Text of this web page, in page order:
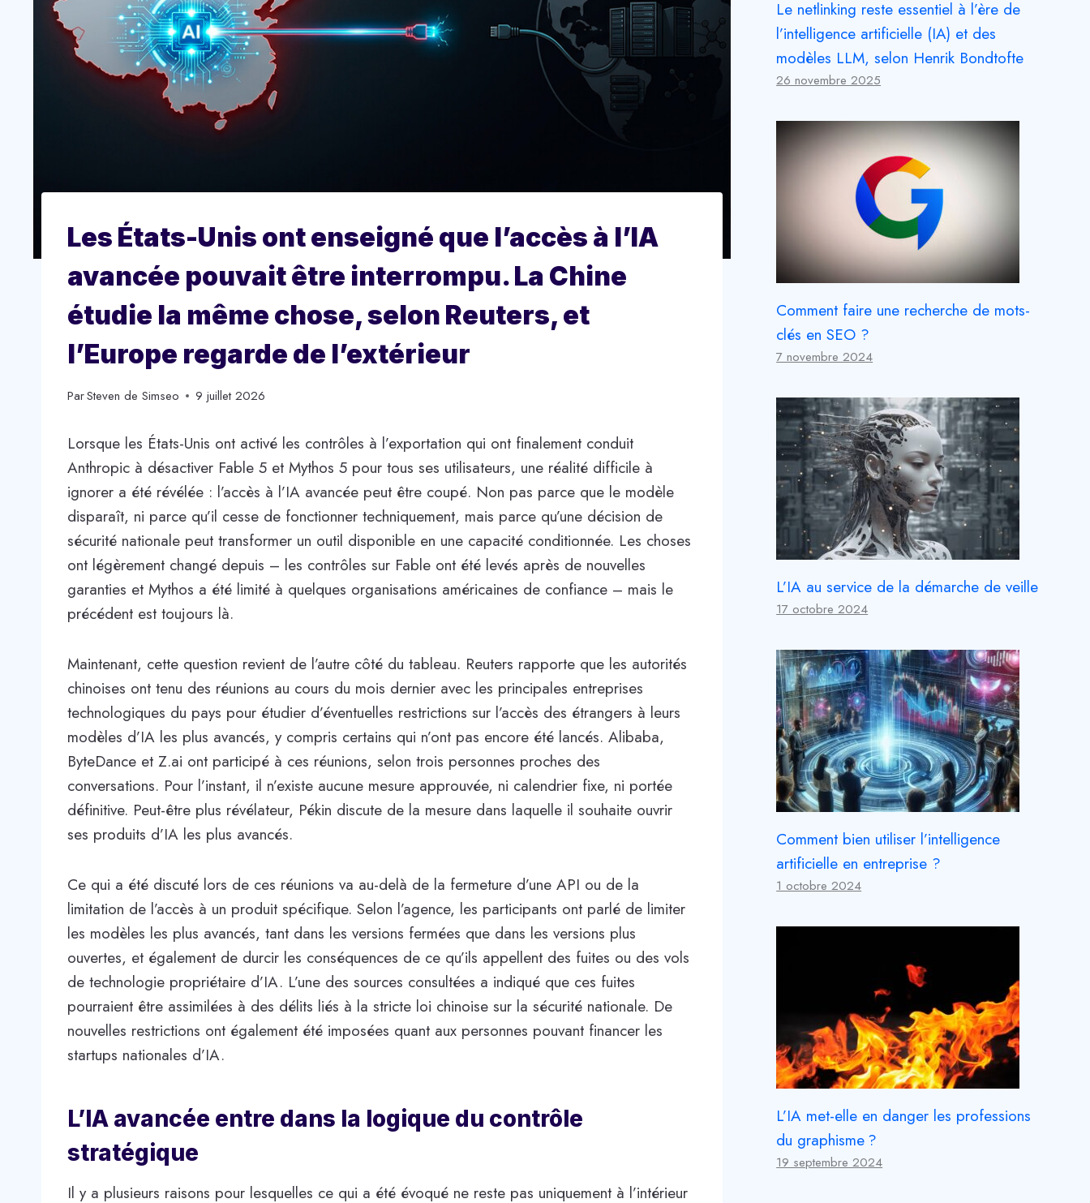
Les États-Unis ont enseigné que l’accès à l’IA
avancée pouvait être interrompu. La Chine
étudie la même chose, selon Reuters, et
l’Europe regarde de l’extérieur
ParSteven de Simseo 9 juillet 2026
Lorsque les États-Unis ont activé les contrôles à l’exportation qui ont finalement conduit
Anthropic à désactiver Fable 5 et Mythos 5 pour tous ses utilisateurs, une réalité difficile à
ignorer a été révélée : l’accès à l’IA avancée peut être coupé. Non pas parce que le modèle
disparaît, ni parce qu’il cesse de fonctionner techniquement, mais parce qu’une décision de
sécurité nationale peut transformer un outil disponible en une capacité conditionnée. Les choses
ont légèrement changé depuis – les contrôles sur Fable ont été levés après de nouvelles
garanties et Mythos a été limité à quelques organisations américaines de confiance – mais le
précédent est toujours là.
Maintenant, cette question revient de l’autre côté du tableau. Reuters rapporte que les autorités
chinoises ont tenu des réunions au cours du mois dernier avec les principales entreprises
technologiques du pays pour étudier d’éventuelles restrictions sur l’accès des étrangers à leurs
modèles d’IA les plus avancés, y compris certains qui n’ont pas encore été lancés. Alibaba,
ByteDance et Z.ai ont participé à ces réunions, selon trois personnes proches des
conversations. Pour l’instant, il n’existe aucune mesure approuvée, ni calendrier fixe, ni portée
définitive. Peut-être plus révélateur, Pékin discute de la mesure dans laquelle il souhaite ouvrir
ses produits d’IA les plus avancés.
Ce qui a été discuté lors de ces réunions va au-delà de la fermeture d’une API ou de la
limitation de l’accès à un produit spécifique. Selon l’agence, les participants ont parlé de limiter
les modèles les plus avancés, tant dans les versions fermées que dans les versions plus
ouvertes, et également de durcir les conséquences de ce qu’ils appellent des fuites ou des vols
de technologie propriétaire d’IA. L’une des sources consultées a indiqué que ces fuites
pourraient être assimilées à des délits liés à la stricte loi chinoise sur la sécurité nationale. De
nouvelles restrictions ont également été imposées quant aux personnes pouvant financer les
startups nationales d’IA.
L’IA avancée entre dans la logique du contrôle
stratégique
Il y a plusieurs raisons pour lesquelles ce qui a été évoqué ne reste pas uniquement à l’intérieur
Le netlinking reste essentiel à l’ère de
l’intelligence artificielle (IA) et des
modèles LLM, selon Henrik Bondtofte
26 novembre 2025
Comment faire une recherche de mots-
clés en SEO ?
7 novembre 2024
L’IA au service de la démarche de veille
17 octobre 2024
Comment bien utiliser l’intelligence
artificielle en entreprise ?
1 octobre 2024
L’IA met-elle en danger les professions
du graphisme ?
19 septembre 2024